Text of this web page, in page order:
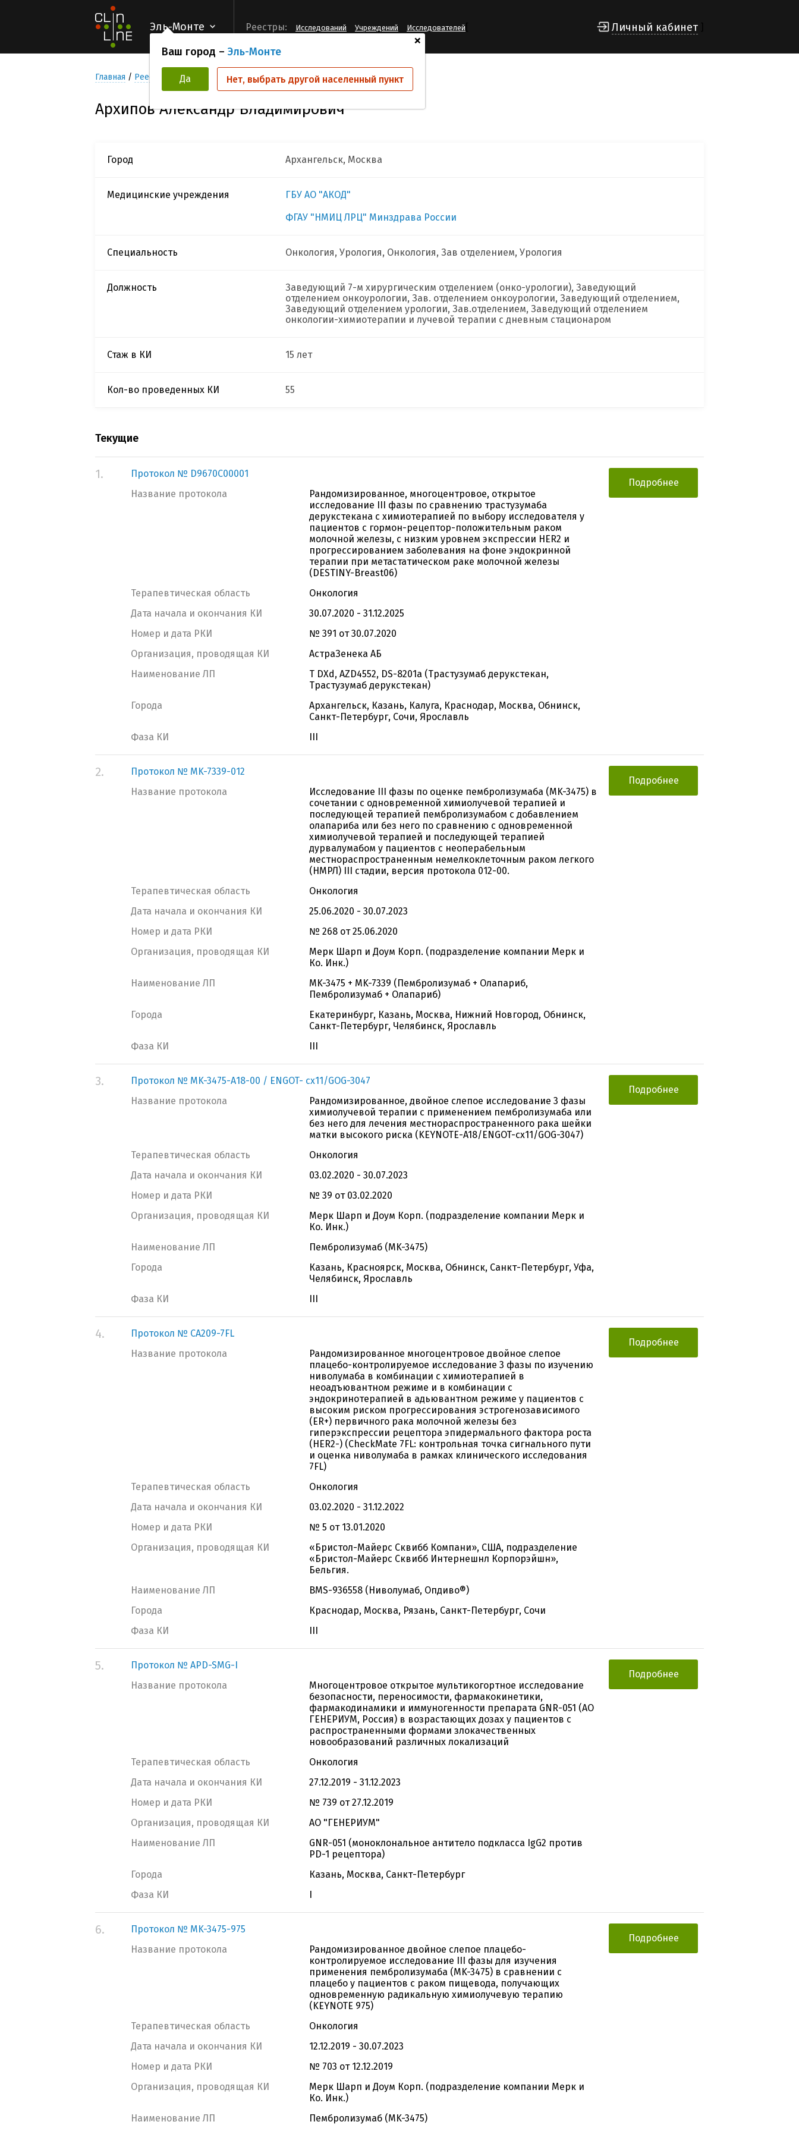
Эль-Монте
+
Ваш город – Эль-Монте
Да Нет, выбрать другой населенный пункт
Реестры: Исследований Учреждений Исследователей Личный кабинет
Главная Реестр Исследователей Архипов Александр Владимирович
Архипов Александр Владимирович
Город Архангельск, Москва
Медицинские учреждения
ГБУ АО "АКОД"
ФГАУ "НМИЦ ЛРЦ" Минздрава России
Специальность Онкология, Урология, Онкология, Зав отделением, Урология
Должность
Заведующий 7-м хирургическим отделением (онко-урологии), Заведующий
отделением онкоурологии, Зав. отделением онкоурологии, Заведующий отделением,
Заведующий отделением урологии, Зав.отделением, Заведующий отделением
онкологии-химиотерапии и лучевой терапии с дневным стационаром
Стаж в КИ 15 лет
Кол-во проведенных КИ 55
Текущие
1.
Протокол № D9670C00001
Название протокола
Рандомизированное, многоцентровое, открытое
исследование III фазы по сравнению трастузумаба
дерукстекана с химиотерапией по выбору исследователя у
пациентов с гормон-рецептор-положительным раком
молочной железы, с низким уровнем экспрессии HER2 и
прогрессированием заболевания на фоне эндокринной
терапии при метастатическом раке молочной железы
(DESTINY-Breast06)
Терапевтическая область
Онкология
Дата начала и окончания КИ
30.07.2020 - 31.12.2025
Номер и дата РКИ
№ 391 от 30.07.2020
Организация, проводящая КИ
АстраЗенека АБ
Наименование ЛП
T DXd, AZD4552, DS-8201a (Трастузумаб дерукстекан,
Трастузумаб дерукстекан)
Города
Архангельск, Казань, Калуга, Краснодар, Москва, Обнинск,
Санкт-Петербург, Сочи, Ярославль
Фаза КИ
III
Подробнее
2.
Протокол № MK-7339-012
Название протокола
Исследование III фазы по оценке пембролизумаба (MK-3475) в
сочетании с одновременной химиолучевой терапией и
последующей терапией пембролизумабом c добавлением
олапариба или без него по сравнению с одновременной
химиолучевой терапией и последующей терапией
дурвалумабом у пациентов с неоперабельным
местнораспространенным немелкоклеточным раком легкого
(НМРЛ) III стадии, версия протокола 012-00.
Терапевтическая область
Онкология
Дата начала и окончания КИ
25.06.2020 - 30.07.2023
Номер и дата РКИ
№ 268 от 25.06.2020
Организация, проводящая КИ
Мерк Шарп и Доум Корп. (подразделение компании Мерк и
Ко. Инк.)
Наименование ЛП
MK-3475 + MK-7339 (Пембролизумаб + Олапариб,
Пембролизумаб + Олапариб)
Города
Екатеринбург, Казань, Москва, Нижний Новгород, Обнинск,
Санкт-Петербург, Челябинск, Ярославль
Фаза КИ
III
Подробнее
3.
Протокол № MK-3475-А18-00 / ENGOT- cx11/GOG-3047
Название протокола
Рандомизированное, двойное слепое исследование 3 фазы
химиолучевой терапии с применением пембролизумаба или
без него для лечения местнораспространенного рака шейки
матки высокого риска (KEYNOTE-A18/ENGOT-cx11/GOG-3047)
Терапевтическая область
Онкология
Дата начала и окончания КИ
03.02.2020 - 30.07.2023
Номер и дата РКИ
№ 39 от 03.02.2020
Организация, проводящая КИ
Мерк Шарп и Доум Корп. (подразделение компании Мерк и
Ко. Инк.)
Наименование ЛП
Пембролизумаб (MK-3475)
Города
Казань, Красноярск, Москва, Обнинск, Санкт-Петербург, Уфа,
Челябинск, Ярославль
Фаза КИ
III
Подробнее
4.
Протокол № CA209-7FL
Название протокола
Рандомизированное многоцентровое двойное слепое
плацебо-контролируемое исследование 3 фазы по изучению
ниволумаба в комбинации с химиотерапией в
неоадъювантном режиме и в комбинации с
эндокринотерапией в адьювантном режиме у пациентов с
высоким риском прогрессирования эстрогенозависимого
(ER+) первичного рака молочной железы без
гиперэкспрессии рецептора эпидермального фактора роста
(HER2-) (CheckMate 7FL: контрольная точка сигнального пути
и оценка ниволумаба в рамках клинического исследования
7FL)
Терапевтическая область
Онкология
Дата начала и окончания КИ
03.02.2020 - 31.12.2022
Номер и дата РКИ
№ 5 от 13.01.2020
Организация, проводящая КИ
«Бристол-Майерс Сквибб Компани», США, подразделение
«Бристол-Майерс Сквибб Интернешнл Корпорэйшн»,
Бельгия.
Наименование ЛП
BMS-936558 (Ниволумаб, Опдиво®)
Города
Краснодар, Москва, Рязань, Санкт-Петербург, Сочи
Фаза КИ
III
Подробнее
5.
Протокол № APD-SMG-I
Название протокола
Многоцентровое открытое мультикогортное исследование
безопасности, переносимости, фармакокинетики,
фармакодинамики и иммуногенности препарата GNR-051 (АО
ГЕНЕРИУМ, Россия) в возрастающих дозах у пациентов с
распространенными формами злокачественных
новообразований различных локализаций
Терапевтическая область
Онкология
Дата начала и окончания КИ
27.12.2019 - 31.12.2023
Номер и дата РКИ
№ 739 от 27.12.2019
Организация, проводящая КИ
АО "ГЕНЕРИУМ"
Наименование ЛП
GNR-051 (моноклональное антитело подкласса IgG2 против
PD-1 рецептора)
Города
Казань, Москва, Санкт-Петербург
Фаза КИ
I
Подробнее
6.
Протокол № MK-3475-975
Название протокола
Рандомизированное двойное слепое плацебо-
контролируемое исследование III фазы для изучения
применения пембролизумаба (MK-3475) в сравнении с
плацебо у пациентов с раком пищевода, получающих
одновременную радикальную химиолучевую терапию
(KEYNOTE 975)
Терапевтическая область
Онкология
Дата начала и окончания КИ
12.12.2019 - 30.07.2023
Номер и дата РКИ
№ 703 от 12.12.2019
Организация, проводящая КИ
Мерк Шарп и Доум Корп. (подразделение компании Мерк и
Ко. Инк.)
Наименование ЛП
Пембролизумаб (MK-3475)
Подробнее